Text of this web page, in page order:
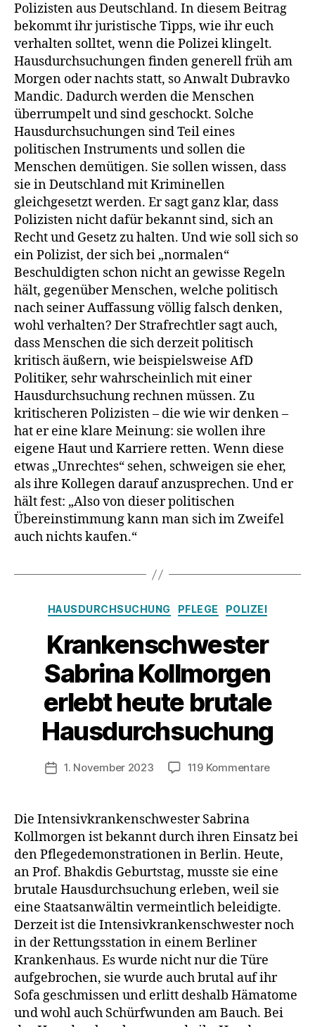
Lage
einen
zu
Polizisten aus Deutschland. In diesem Beitrag
bekommt ihr juristische Tipps, wie ihr euch
verhalten solltet, wenn die Polizei klingelt.
Hausdurchsuchungen finden generell früh am
Morgen oder nachts statt, so Anwalt Dubravko
Mandic. Dadurch werden die Menschen
überrumpelt und sind geschockt. Solche
Hausdurchsuchungen sind Teil eines
politischen Instruments und sollen die
Menschen demütigen. Sie sollen wissen, dass
sie in Deutschland mit Kriminellen
gleichgesetzt werden. Er sagt ganz klar, dass
Polizisten nicht dafür bekannt sind, sich an
Recht und Gesetz zu halten. Und wie soll sich so
ein Polizist, der sich bei „normalen“
Beschuldigten schon nicht an gewisse Regeln
hält, gegenüber Menschen, welche politisch
nach seiner Auffassung völlig falsch denken,
wohl verhalten? Der Strafrechtler sagt auch,
dass Menschen die sich derzeit politisch
kritisch äußern, wie beispielsweise AfD
Politiker, sehr wahrscheinlich mit einer
Hausdurchsuchung rechnen müssen. Zu
kritischeren Polizisten – die wie wir denken –
hat er eine klare Meinung: sie wollen ihre
eigene Haut und Karriere retten. Wenn diese
etwas „Unrechtes“ sehen, schweigen sie eher,
als ihre Kollegen darauf anzusprechen. Und er
hält fest: „Also von dieser politischen
Übereinstimmung kann man sich im Zweifel
auch nichts kaufen.“
Kategorien
HAUSDURCHSUCHUNG PFLEGE POLIZEI
Krankenschwester
Sabrina Kollmorgen
erlebt heute brutale
Hausdurchsuchung
Veröffentlichungsdatum
1. November 2023 119 Kommentarezu
erlebt
heute
brutale
Die Intensivkrankenschwester Sabrina
Kollmorgen ist bekannt durch ihren Einsatz bei
den Pflegedemonstrationen in Berlin. Heute,
an Prof. Bhakdis Geburtstag, musste sie eine
brutale Hausdurchsuchung erleben, weil sie
eine Staatsanwältin vermeintlich beleidigte.
Derzeit ist die Intensivkrankenschwester noch
in der Rettungsstation in einem Berliner
Krankenhaus. Es wurde nicht nur die Türe
aufgebrochen, sie wurde auch brutal auf ihr
Sofa geschmissen und erlitt deshalb Hämatome
und wohl auch Schürfwunden am Bauch. Bei